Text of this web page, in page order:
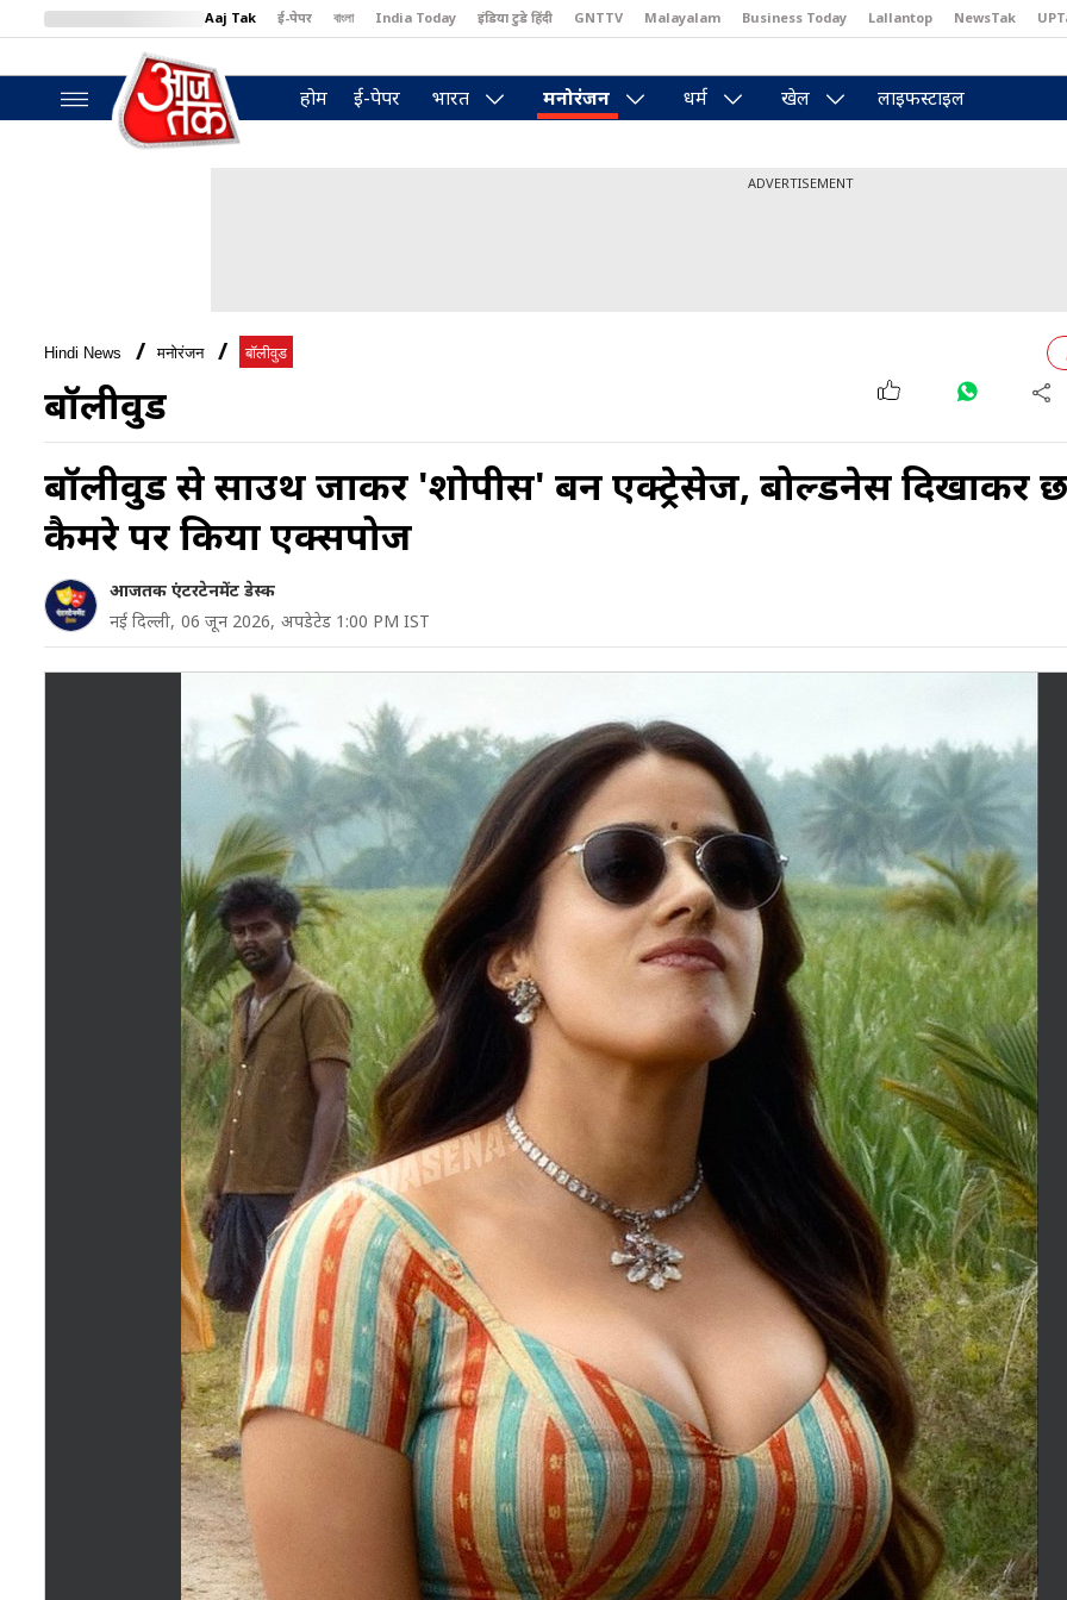
Aaj Tak ई-पेपर বাংলা India Today इंडिया टुडे हिंदी GNTTV Malayalam Business Today Lallantop NewsTak
BT Bazaar
होम ई-पेपर भारत मनोरंजन धर्म खेल लाइफस्टाइल
ADVERTISEMENT
Hindi News मनोरंजन बॉलीवुड
बॉलीवुड
बॉलीवुड से साउथ जाकर 'शोपीस' बनीं एक्ट्रेसेज, बोल्डनेस दिखाकर
कैमरे पर किया एक्सपोज
आजतक एंटरटेनमेंट डेस्क
नई दिल्ली, 06 जून 2026, अपडेटेड 1:00 PM IST